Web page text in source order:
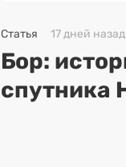
Статья 17 дней назад
Бор:
спутника